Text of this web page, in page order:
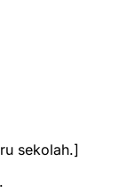
sekolah.]